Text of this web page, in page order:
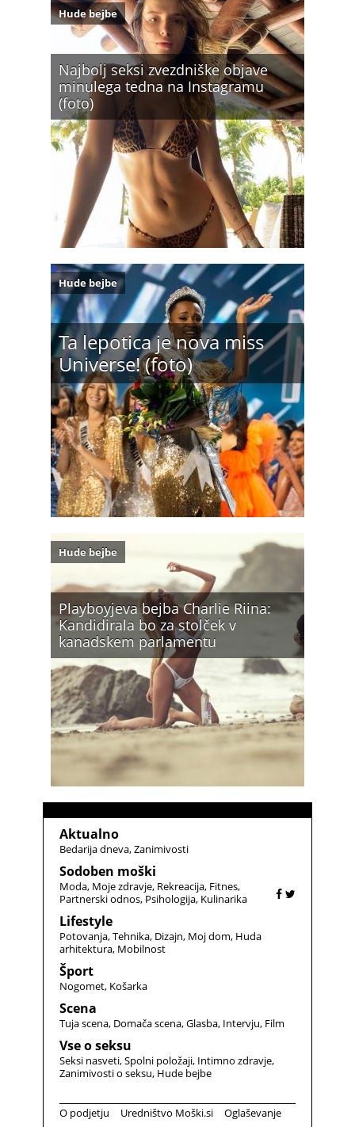
Najbolj seksi zvezdniške objave
minulega tedna na Instagramu
(foto)
Hude bejbe
Ta lepotica je nova miss
Universe! (foto)
Hude bejbe
Playboyjeva bejba Charlie Riina:
Kandidirala bo za stolček v
kanadskem parlamentu
Hude bejbe
Aktualno
Bedarija dneva Zanimivosti
Sodoben moški
Moda Moje zdravje Rekreacija Fitnes
Partnerski odnos Psihologija Kulinarika
Lifestyle
Potovanja Tehnika Dizajn Moj dom Huda
arhitektura Mobilnost
Šport
Nogomet Košarka
Scena
Tuja scena Domača scena Glasba Intervju Film
Vse o seksu
Seksi nasveti Spolni položaji Intimno zdravje
Zanimivosti o seksu Hude bejbe
O podjetju Uredništvo Moški.si Oglaševanje